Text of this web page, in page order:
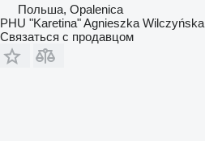
Польша, Opalenica
PHU "Karetina" Agnieszka Wilczyńska
Связаться с продавцом